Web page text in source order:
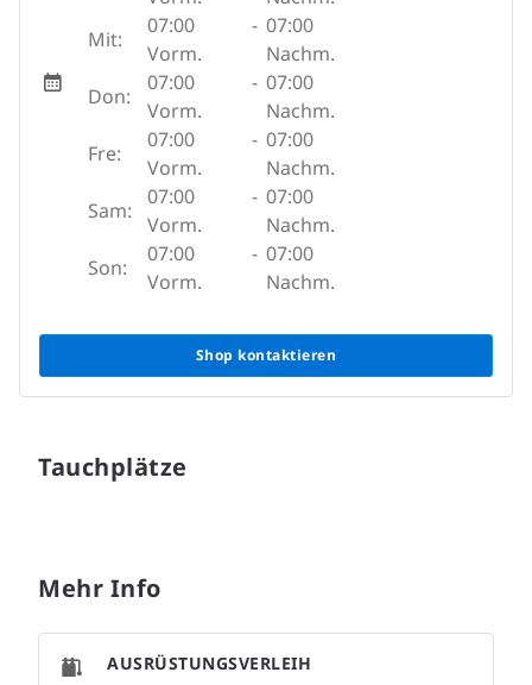
Mit:
07:00
Vorm.
- 07:00
Nachm.
Don:
07:00
Vorm.
- 07:00
Nachm.
Fre:
07:00
Vorm.
- 07:00
Nachm.
Sam:
07:00
Vorm.
- 07:00
Nachm.
Son:
07:00
Vorm.
- 07:00
Nachm.
Shop kontaktieren
Tauchplätze
Mehr Info
AUSRÜSTUNGSVERLEIH